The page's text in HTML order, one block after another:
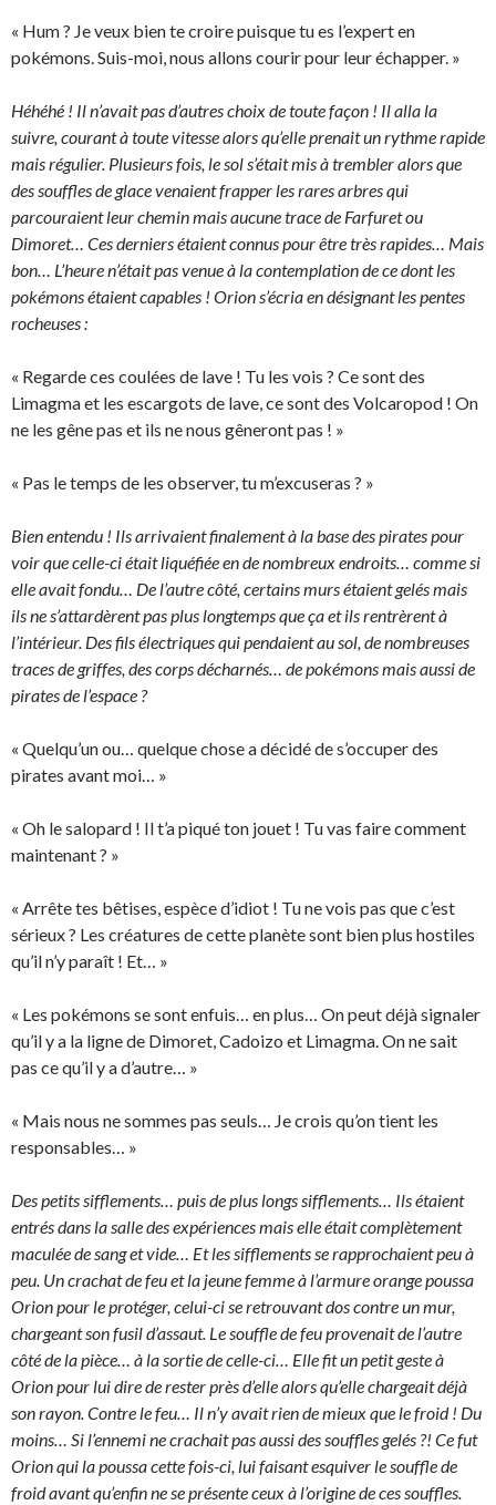
« Hum ? Je veux bien te croire puisque tu es l’expert en
pokémons. Suis-moi, nous allons courir pour leur échapper. »
Héhéhé ! Il n’avait pas d’autres choix de toute façon ! Il alla la
suivre, courant à toute vitesse alors qu’elle prenait un rythme rapide
mais régulier. Plusieurs fois, le sol s’était mis à trembler alors que
des souffles de glace venaient frapper les rares arbres qui
parcouraient leur chemin mais aucune trace de Farfuret ou
Dimoret… Ces derniers étaient connus pour être très rapides… Mais
bon… L’heure n’était pas venue à la contemplation de ce dont les
pokémons étaient capables ! Orion s’écria en désignant les pentes
rocheuses :
« Regarde ces coulées de lave ! Tu les vois ? Ce sont des
Limagma et les escargots de lave, ce sont des Volcaropod ! On
ne les gêne pas et ils ne nous gêneront pas ! »
« Pas le temps de les observer, tu m’excuseras ? »
Bien entendu ! Ils arrivaient finalement à la base des pirates pour
voir que celle-ci était liquéfiée en de nombreux endroits… comme si
elle avait fondu… De l’autre côté, certains murs étaient gelés mais
ils ne s’attardèrent pas plus longtemps que ça et ils rentrèrent à
l’intérieur. Des fils électriques qui pendaient au sol, de nombreuses
traces de griffes, des corps décharnés… de pokémons mais aussi de
pirates de l’espace ?
« Quelqu’un ou… quelque chose a décidé de s’occuper des
pirates avant moi… »
« Oh le salopard ! Il t’a piqué ton jouet ! Tu vas faire comment
maintenant ? »
« Arrête tes bêtises, espèce d’idiot ! Tu ne vois pas que c’est
sérieux ? Les créatures de cette planète sont bien plus hostiles
qu’il n’y paraît ! Et… »
« Les pokémons se sont enfuis… en plus… On peut déjà signaler
qu’il y a la ligne de Dimoret, Cadoizo et Limagma. On ne sait
pas ce qu’il y a d’autre… »
« Mais nous ne sommes pas seuls… Je crois qu’on tient les
responsables… »
Des petits sifflements… puis de plus longs sifflements… Ils étaient
entrés dans la salle des expériences mais elle était complètement
maculée de sang et vide… Et les sifflements se rapprochaient peu à
peu. Un crachat de feu et la jeune femme à l’armure orange poussa
Orion pour le protéger, celui-ci se retrouvant dos contre un mur,
chargeant son fusil d’assaut. Le souffle de feu provenait de l’autre
côté de la pièce… à la sortie de celle-ci… Elle fit un petit geste à
Orion pour lui dire de rester près d’elle alors qu’elle chargeait déjà
son rayon. Contre le feu… Il n’y avait rien de mieux que le froid ! Du
moins… Si l’ennemi ne crachait pas aussi des souffles gelés ?! Ce fut
Orion qui la poussa cette fois-ci, lui faisant esquiver le souffle de
froid avant qu’enfin ne se présente ceux à l’origine de ces souffles.